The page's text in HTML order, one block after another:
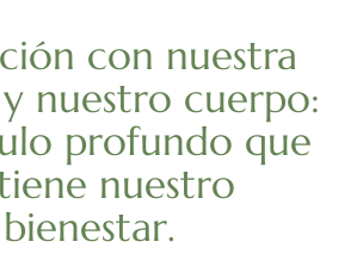
con nuestra
nuestro cuerpo:
profundo que
nuestro
bienestar.